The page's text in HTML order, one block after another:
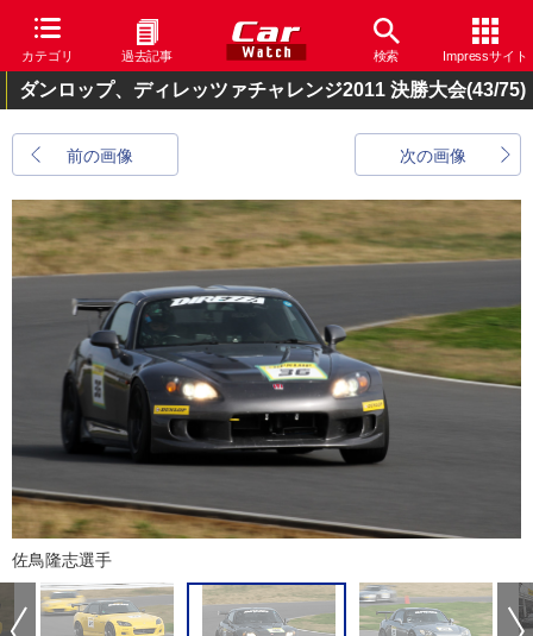
カテゴリ 過去記事 検索 Impressサイト
ダンロップ、ディレッツァチャレンジ2011 決勝大会(43/75)
前の画像 次の画像
佐鳥隆志選手